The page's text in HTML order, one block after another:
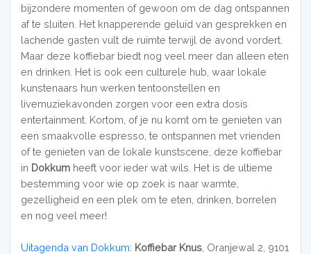
bijzondere momenten of gewoon om de dag ontspannen
af te sluiten. Het knapperende geluid van gesprekken en
lachende gasten vult de ruimte terwijl de avond vordert.
Maar deze koffiebar biedt nog veel meer dan alleen eten
en drinken. Het is ook een culturele hub, waar lokale
kunstenaars hun werken tentoonstellen en
livemuziekavonden zorgen voor een extra dosis
entertainment. Kortom, of je nu komt om te genieten van
een smaakvolle espresso, te ontspannen met vrienden
of te genieten van de lokale kunstscene, deze koffiebar
in Dokkumheeft voor ieder wat wils. Het is de ultieme
bestemming voor wie op zoek is naar warmte,
gezelligheid en een plek om te eten, drinken, borrelen
en nog veel meer!
Uitagenda van Dokkum: Koffiebar Knus, Oranjewal 2, 9101